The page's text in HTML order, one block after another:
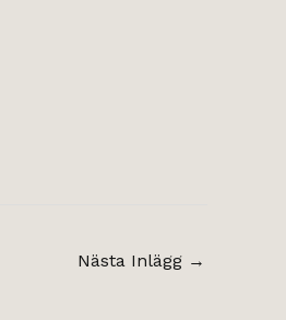
Nästa Inlägg →